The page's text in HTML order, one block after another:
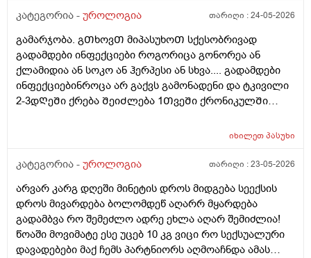
კატეგორია - უროლოგია თარიღი :24-05-2026
გამარჯობა. გᲗხოვᲗ მიპასუხოᲗ სქესობრივად
გადამდები ინფექციები როგორიცა გონორეა ან
ქლამიდია ან სოკო ან ჰერპესი ან სხვა.... გადამდები
ინფექციებინროცა არ გაქვს გამონადენი და ტკივილი
2-3დᲦეᲨი ქრება ᲨეიᲫლება 1ᲗვეᲨი ქრონიკულᲨი
იხილეთპასუხი
კატეგორია - უროლოგია თარიღი :23-05-2026
არვარ კარგ დღეში მინეტის დროს მიდგება სეექსის
დროს მივარდება ბოლომდეწ აღარრ მყარდება
გადამბვა რო შემეძლო ადრე ეხლა აღარ შემიძლია!
წოაში მოვიმატე ესე უცებ 10 კგ ვიცი რო სექსუალური
დავადებები მაქ ჩემს პარტნიორს აღმოაჩნდა ამას